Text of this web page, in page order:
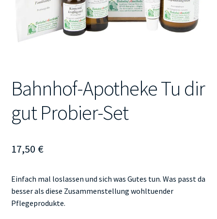
Bahnhof-Apotheke Tu dir
gut Probier-Set
17,50 €
Einfach mal loslassen und sich was Gutes tun. Was passt da
besser als diese Zusammenstellung wohltuender
Pflegeprodukte.